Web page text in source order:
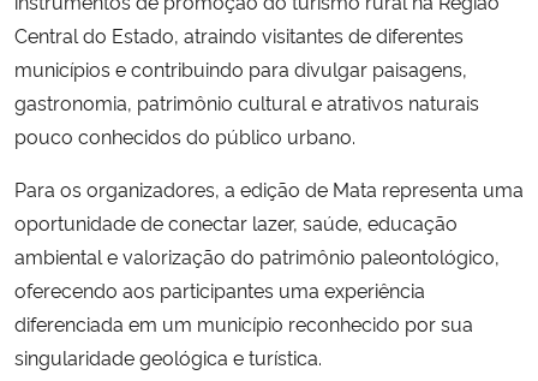
Central do Estado, atraindo visitantes de diferentes
municípios e contribuindo para divulgar paisagens,
gastronomia, patrimônio cultural e atrativos naturais
pouco conhecidos do público urbano.
Para os organizadores, a edição de Mata representa uma
oportunidade de conectar lazer, saúde, educação
ambiental e valorização do patrimônio paleontológico,
oferecendo aos participantes uma experiência
diferenciada em um município reconhecido por sua
singularidade geológica e turística.